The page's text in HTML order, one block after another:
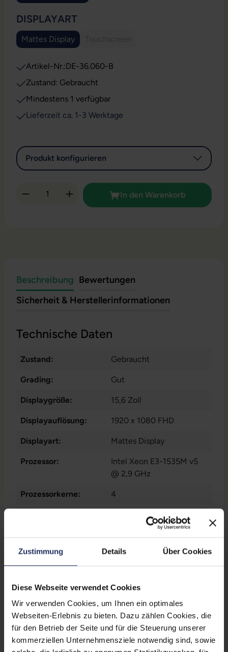
Zustimmung Details Über Cookies
Diese Webseite verwendet Cookies
Wir verwenden Cookies, um Ihnen ein optimales
Webseiten-Erlebnis zu bieten. Dazu zählen Cookies, die
für den Betrieb der Seite und für die Steuerung unserer
kommerziellen Unternehmensziele notwendig sind, sowie
DISPLAYARTAUSWÄHLEN
Mattes Display
Artikel-Nr.:DE-36.060-B
Zustand: Gebraucht
Mindestens 1 verfügbar
Lieferzeit ca. 1-3 Werktage
Produkt konfigurieren
Produkt Anzahl: Gib den gewünschten
In den Warenkorb
Beschreibung Bewertungen
Sicherheit & Herstellerinformationen
Technische Daten
Zustand: Gebraucht
Grading: Gut
Displaygröße: 15,6 Zoll
Displayauflösung: 1920 x 1080 FHD
Displayart: Mattes Display
Prozessor:
Intel Xeon E3-1535M v5
@ 2,9 GHz
Prozessorkerne: 4
250 GB SSD
Arbeitsspeicher: 32 GB DDR4
Grafikkarte: Quadro M2000M
LTE: Nein
Fingerprintreader: Nein